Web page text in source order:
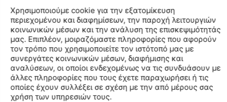
Κωδικός Χρώματος
Περιγραφή Χρώματος
ΚΟΚΚΙΝΟ TRUE ΛΕΥΚΟ
Φύλο
ΑΝΔΡΑΣ
Σύνθεση
PES Recycled
Find similar
Χρησιμοποιούμε cookie για την εξατομίκευση
περιεχομένου και διαφημίσεων, την παροχή λειτουργιών
κοινωνικών μέσων και την ανάλυση της επισκεψιμότητάς
μας. Επιπλέον, μοιραζόμαστε πληροφορίες που αφορούν
τον τρόπο που χρησιμοποιείτε τον ιστότοπό μας με
συνεργάτες κοινωνικών μέσων, διαφήμισης και
αναλύσεων, οι οποίοι ενδεχομένως να τις συνδυάσουν με
άλλες πληροφορίες που τους έχετε παραχωρήσει ή τις
οποίες έχουν συλλέξει σε σχέση με την από μέρους σας
χρήση των υπηρεσιών τους.